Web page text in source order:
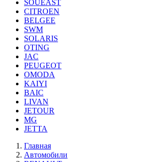
SOUEAST
CITROEN
BELGEE
SWM
SOLARIS
OTING
JAC
PEUGEOT
OMODA
KAIYI
BAIC
LIVAN
JETOUR
MG
JETTA
Главная
Автомобили